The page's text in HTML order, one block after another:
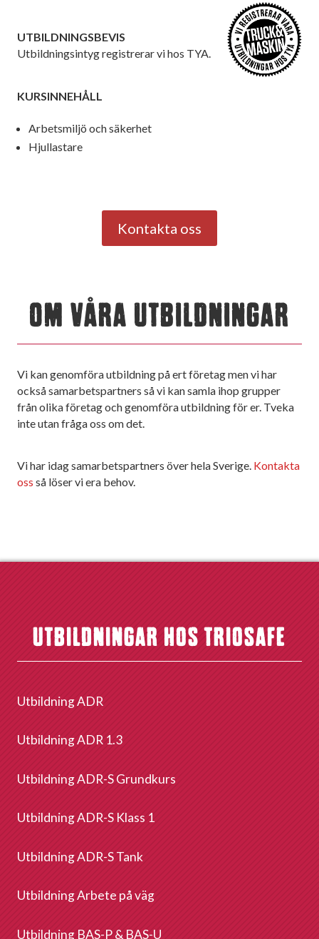
UTBILDNINGSBEVIS
Utbildningsintyg registrerar vi hos TYA.
KURSINNEHÅLL
Arbetsmiljö och säkerhet
Hjullastare
Kontakta oss
OM VÅRA UTBILDNINGAR
Vi kan genomföra utbildning på ert företag men vi har
också samarbetspartners så vi kan samla ihop grupper
från olika företag och genomföra utbildning för er. Tveka
inte utan fråga oss om det.
Vi har idag samarbetspartners över hela Sverige. Kontakta
oss så löser vi era behov.
UTBILDNINGAR HOS TRIOSAFE
Utbildning ADR
Utbildning ADR 1.3
Utbildning ADR-S Grundkurs
Utbildning ADR-S Klass 1
Utbildning ADR-S Tank
Utbildning Arbete på väg
Utbildning BAS-P & BAS-U